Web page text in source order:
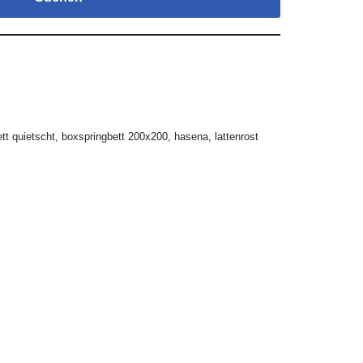
quietscht, boxspringbett 200x200, hasena, lattenrost